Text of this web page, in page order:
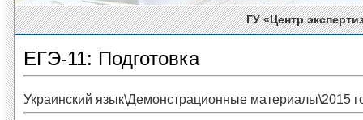
ГУ «Центр
ЕГЭ-11: Подготовка
Украинский язык\Демонстрационные материалы\2015